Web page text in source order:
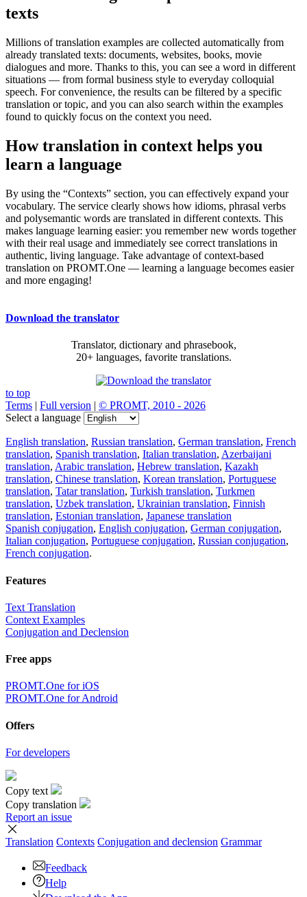
texts
Millions of translation examples are collected automatically from
already translated texts: documents, websites, books, movie
dialogues and more. Thanks to this, you can see a word in different
situations — from formal business style to everyday colloquial
speech. For convenience, the results can be filtered by a specific
translation or topic, and you can also search within the examples
found to quickly focus on the context you need.
How translation in context helps you
learn a language
By using the “Contexts” section, you can effectively expand your
vocabulary. The service clearly shows how idioms, phrasal verbs
and polysemantic words are translated in different contexts. This
makes language learning easier: you remember new words together
with their real usage and immediately see correct translations in
authentic, living language. Take advantage of context-based
translation on PROMT.One — learning a language becomes easier
and more engaging!
Download the translator
Translator, dictionary and phrasebook,
20+ languages, favorite translations.
to top
Terms | Full version | © PROMT, 2010 - 2026
Select a language
English translation, Russian translation, German translation, French
translation, Spanish translation, Italian translation, Azerbaijani
translation, Arabic translation, Hebrew translation, Kazakh
translation, Chinese translation, Korean translation, Portuguese
translation, Tatar translation, Turkish translation, Turkmen
translation, Uzbek translation, Ukrainian translation, Finnish
translation, Estonian translation, Japanese translation
Spanish conjugation, English conjugation, German conjugation,
Italian conjugation, Portuguese conjugation, Russian conjugation,
French conjugation.
Features
Text Translation
Context Examples
Conjugation and Declension
Free apps
PROMT.One for iOS
PROMT.One for Android
Offers
For developers
Copy text
Copy translation
Report an issue
Translation Contexts Conjugation and declension Grammar
Feedback
Help